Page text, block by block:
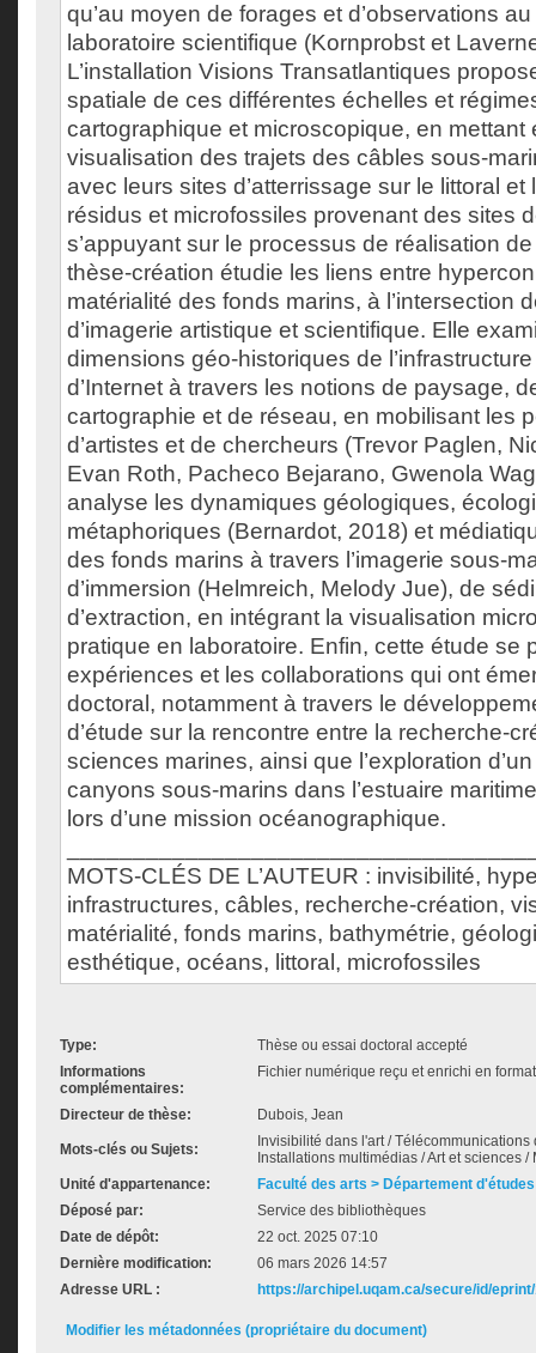
qu’au moyen de forages et d’observations
laboratoire scientifique (Kornprobst et
L’installation Visions Transatlantiques
spatiale de ces différentes échelles et
cartographique et microscopique, en mettant
visualisation des trajets des câbles sous-
avec leurs sites d’atterrissage sur le littoral et
résidus et microfossiles provenant des sites
s’appuyant sur le processus de réalisation de
thèse-création étudie les liens entre
matérialité des fonds marins, à l’intersection
d’imagerie artistique et scientifique. Elle
dimensions géo-historiques de
d’Internet à travers les notions de paysage,
cartographie et de réseau, en mobilisant les
d’artistes et de chercheurs (Trevor Paglen,
Evan Roth, Pacheco Bejarano, Gwenola
analyse les dynamiques géologiques,
métaphoriques (Bernardot, 2018) et
des fonds marins à travers l’imagerie sous-
d’immersion (Helmreich, Melody Jue), de
d’extraction, en intégrant la visualisation
pratique en laboratoire. Enfin, cette étude se
expériences et les collaborations qui ont
doctoral, notamment à travers le
d’étude sur la rencontre entre la recherche-
sciences marines, ainsi que l’exploration
canyons sous-marins dans l’estuaire
lors d’une mission océanographique.
MOTS-CLÉS DE L’AUTEUR : invisibilité,
infrastructures, câbles, recherche-création,
matérialité, fonds marins, bathymétrie,
esthétique, océans, littoral, microfossiles
Type:
Thèse ou essai doctoral accepté
Informations
complémentaires:
Fichier numérique reçu et enrichi en
Directeur de thèse: Dubois, Jean
Mots-clés ou Sujets:
Invisibilité dans l'art / Télécommunications
Installations multimédias / Art et sciences
Unité d'appartenance:
Faculté des arts > Département
Déposé par:
Service des bibliothèques
Date de dépôt:
22 oct. 2025 07:10
Dernière modification:
06 mars 2026 14:57
Adresse URL :
https://archipel.uqam.ca/secure/id/
Modifier les métadonnées (propriétaire du document)